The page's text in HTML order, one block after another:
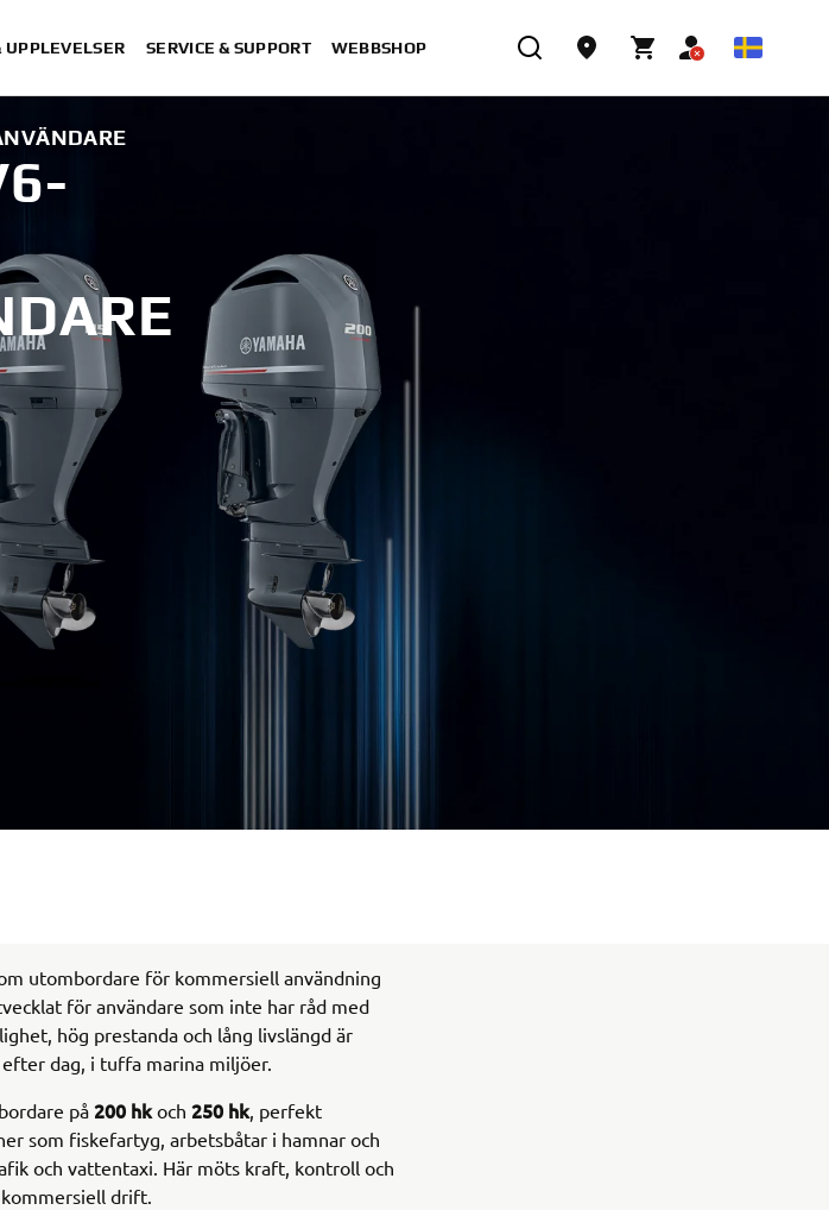
UPPLEVELSER SERVICE & SUPPORT WEBBSHOP
utombordare för kommersiell användning
för användare som inte har råd med
hög prestanda och lång livslängd är
dag, i tuffa marina miljöer.
på 200 hkoch 250 hk, perfekt
som fiskefartyg, arbetsbåtar i hamnar och
och vattentaxi. Här möts kraft, kontroll och
drift.